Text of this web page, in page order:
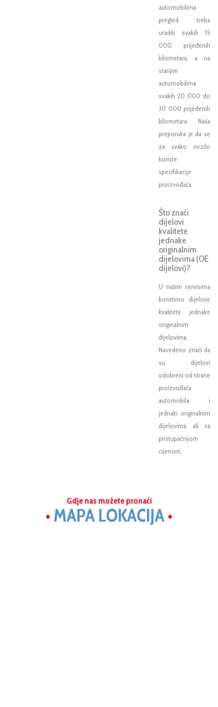
automobilima
pregled treba
uraditi svakih 15
000 prijeđenih
kilometara, a na
starijim
automobilima
svakih 20 000 do
30 000 prijeđenih
kilometara. Naša
preporuka je da se
za svako vozilo
koriste
specifikacije
proizvođača.
Što znači
dijelovi
kvalitete
jednake
originalnim
dijelovima (OE
dijelovi)?
U našim servisima
koristimo dijelove
kvalitete jednake
originalnim
dijelovima.
Navedeno znači da
su dijelovi
odobreni od strane
proizvođača
automobila i
jednaki originalnim
dijelovima ali sa
pristupačnijom
cijenom.
Gdje nas možete pronaći
• MAPA LOKACIJA•